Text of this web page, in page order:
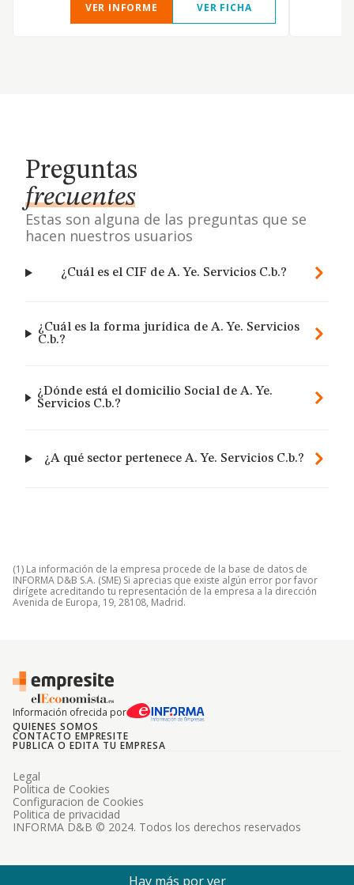
VER INFORME VER FICHA
Preguntas
frecuentes
Estas son alguna de las preguntas que se
hacen nuestros usuarios
¿Cuál es el CIF de A. Ye. Servicios C.b.?
¿Cuál es la forma jurídica de A. Ye. Servicios
C.b.?
¿Dónde está el domicilio Social de A. Ye.
Servicios C.b.?
¿A qué sector pertenece A. Ye. Servicios C.b.?
(1) La información de la empresa procede de la base de datos de
INFORMA D&B S.A. (SME) Si aprecias que existe algún error por favor
dirígete acreditando tu representación de la empresa a la dirección
Avenida de Europa, 19, 28108, Madrid.
Información ofrecida por
QUIENES SOMOS
CONTACTO EMPRESITE
PUBLICA O EDITA TU EMPRESA
INFORMA D&B © 2024. Todos los derechos reservados
Legal
Politica de Cookies
Configuracion de Cookies
Politica de privacidad
Hay más por ver